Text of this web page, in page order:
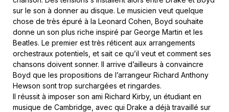
sur le son à donner au disque. Le musicien veut quelque
chose de très épuré à la Leonard Cohen, Boyd souhaite
donne un son plus riche inspiré par George Martin et les
Beatles. Le premier est très réticent aux arrangements
orchestraux potentiels, et sait ce qu’il veut et comment ses
chansons doivent sonner. Il arrive d’ailleurs à convaincre
Boyd que les propositions de l’arrangeur Richard Anthony
Hewson sont trop surchargées et ringardes.
Il réussit à imposer son ami Richard Kirby, un étudiant en
musique de Cambridge, avec qui Drake a déjà travaillé sur